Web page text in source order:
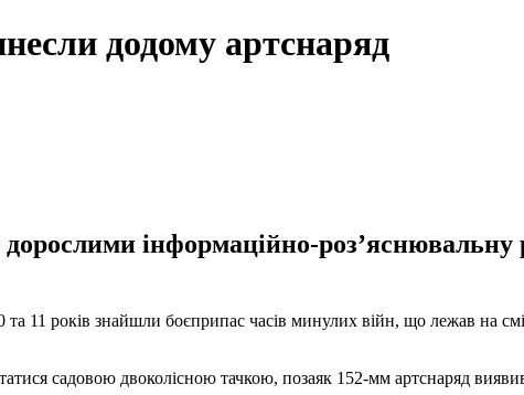
додому артснаряд
інформаційно-
11 років знайшли боєприпас часів минулих війн, що лежав на
садовою двоколісною тачкою, позаяк 152-мм артснаряд